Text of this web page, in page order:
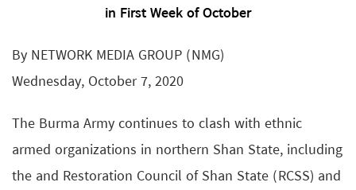
in First Week of October
By NETWORK MEDIA GROUP (NMG)
Wednesday, October 7, 2020
The Burma Army continues to clash with ethnic
armed organizations in northern Shan State, including
the and Restoration Council of Shan State (RCSS) and